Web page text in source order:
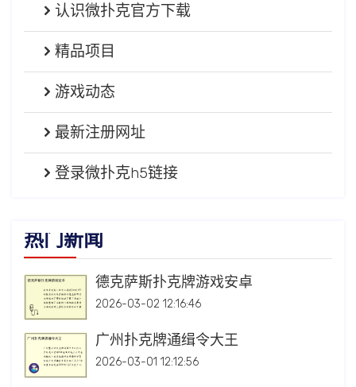
认识微扑克官方下载
精品项目
游戏动态
最新注册网址
登录微扑克h5链接
热门新闻
德克萨斯扑克牌游戏安卓
2026-03-02 12:16:46
广州扑克牌通缉令大王
2026-03-01 12:12:56